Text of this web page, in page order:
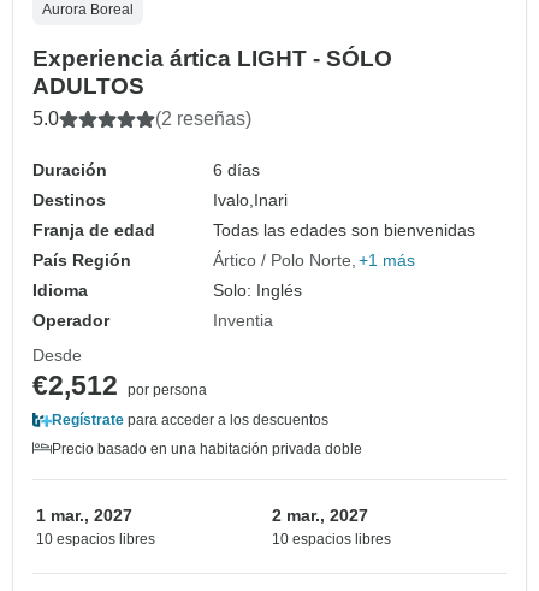
Aurora Boreal
Experiencia ártica LIGHT - SÓLO
ADULTOS
5.0 (2 reseñas)
Duración
6 días
Destinos
Ivalo,Inari
Franja de edad
Todas las edades son bienvenidas
País Región
Ártico / Polo Norte +1 más
Idioma
Solo: Inglés
Operador
Inventia
Desde
€2,512
por persona
Regístrate para acceder a los descuentos
Precio basado en una habitación privada doble
1 mar., 2027
10 espacios libres
2 mar., 2027
10 espacios libres